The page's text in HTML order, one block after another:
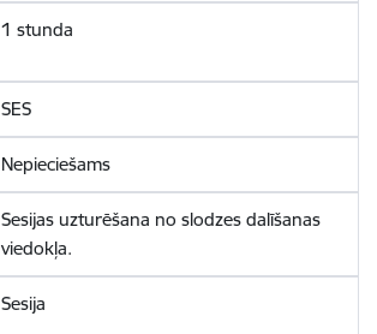
1 stunda
SES
Nepieciešams
Sesijas uzturēšana no slodzes dalīšanas
viedokļa.
Sesija